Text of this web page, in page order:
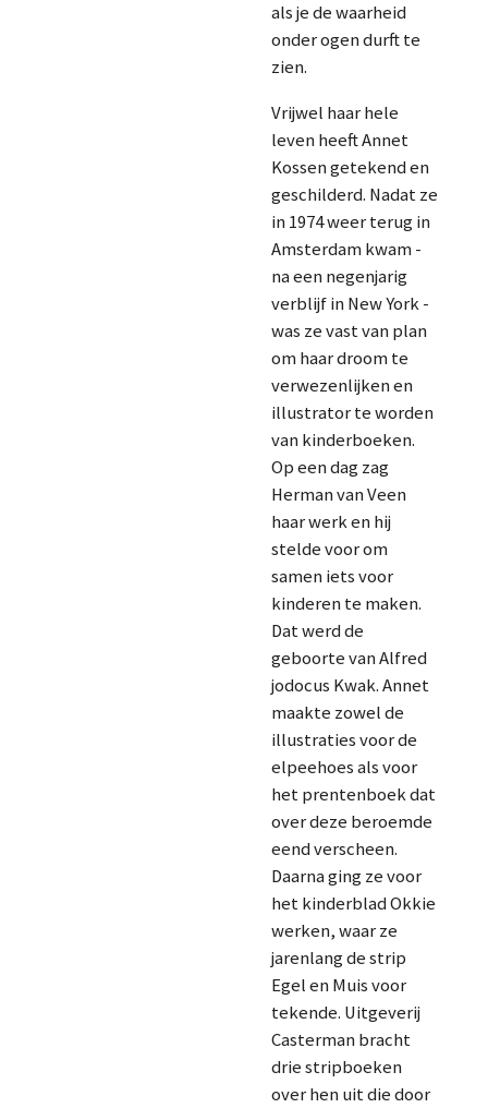
als je de waarheid
onder ogen durft te
zien.
Vrijwel haar hele
leven heeft Annet
Kossen getekend en
geschilderd. Nadat ze
in 1974 weer terug in
Amsterdam kwam -
na een negenjarig
verblijf in New York -
was ze vast van plan
om haar droom te
verwezenlijken en
illustrator te worden
van kinderboeken.
Op een dag zag
Herman van Veen
haar werk en hij
stelde voor om
samen iets voor
kinderen te maken.
Dat werd de
geboorte van Alfred
jodocus Kwak. Annet
maakte zowel de
illustraties voor de
elpeehoes als voor
het prentenboek dat
over deze beroemde
eend verscheen.
Daarna ging ze voor
het kinderblad Okkie
werken, waar ze
jarenlang de strip
Egel en Muis voor
tekende. Uitgeverij
Casterman bracht
drie stripboeken
over hen uit die door